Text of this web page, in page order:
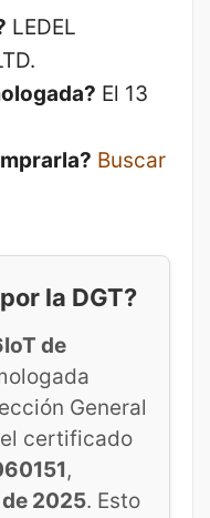
LEDEL
El 13
Buscar
la DGT?
de
General
certificado
,
2025. Esto